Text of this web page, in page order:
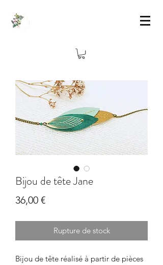
Bijou de tête Jane
36,00 €Prix
Rupture de stock
Bijou de tête réalisé à partir de pièces